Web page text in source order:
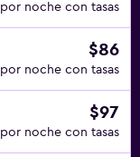
por noche con tasas
$86
por noche con tasas
$97
por noche con tasas